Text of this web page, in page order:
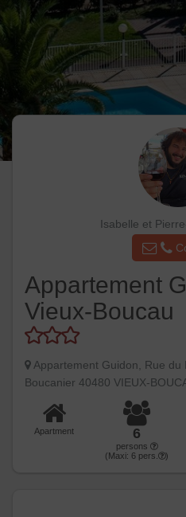
Isabelle et
Appartement
Vieux-Boucau
Appartement Guidon, Rue du
Boucanier 40480 VIEUX-
Apartment 6
persons
(Maxi: 6 pers. )